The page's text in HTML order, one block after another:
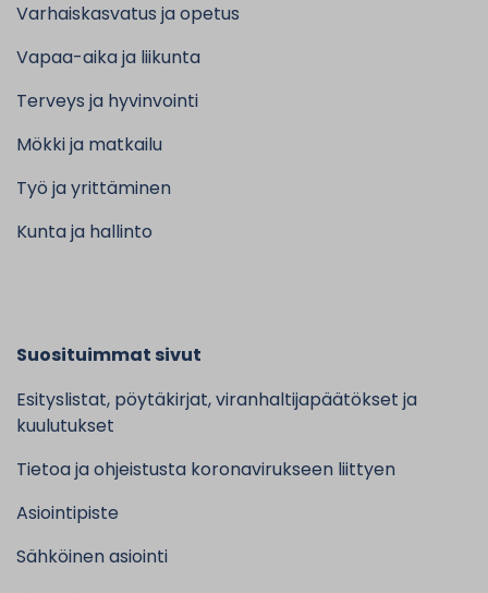
Varhaiskasvatus ja opetus
Vapaa-aika ja liikunta
Terveys ja hyvinvointi
Mökki ja matkailu
Työ ja yrittäminen
Kunta ja hallinto
Suosituimmat sivut
Esityslistat, pöytäkirjat, viranhaltijapäätökset ja
kuulutukset
Tietoa ja ohjeistusta koronavirukseen liittyen
Asiointipiste
Sähköinen asiointi